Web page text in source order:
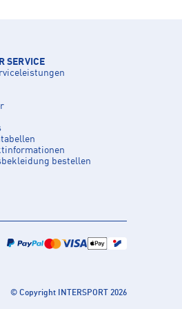
SERVICE
bestellen
© Copyright INTERSPORT 2026